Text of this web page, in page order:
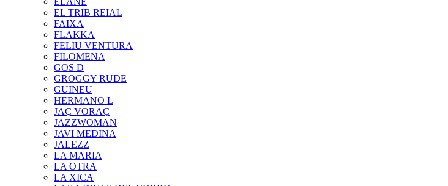
EL TRIB REIAL
FAIXA
FLAKKA
FELIU VENTURA
FILOMENA
GOS D
GROGGY RUDE
GUINEU
HERMANO L
JAÇ VORAÇ
JAZZWOMAN
JAVI MEDINA
JALEZZ
LA MARIA
LA OTRA
LA XICA